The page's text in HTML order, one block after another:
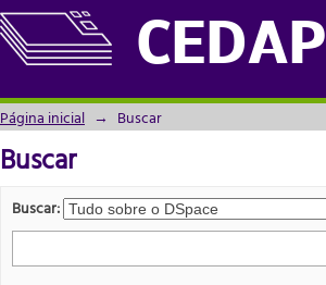
CEDAP
Buscar
Página inicial → Buscar
Buscar
Buscar: